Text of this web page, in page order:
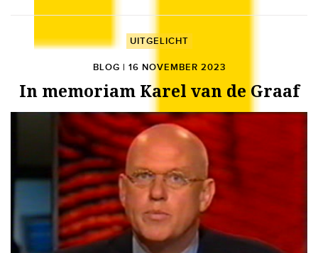
UITGELICHT
BLOG | 16 NOVEMBER 2023
In memoriam Karel van de Graaf